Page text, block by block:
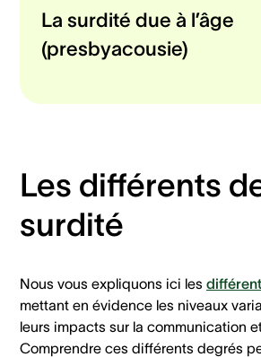
La surdité due à l’âge
(presbyacousie)
Les différents
surdité
Nous vous expliquons ici les
mettant en évidence les niveaux
leurs impacts sur la communication
Comprendre ces différents degrés